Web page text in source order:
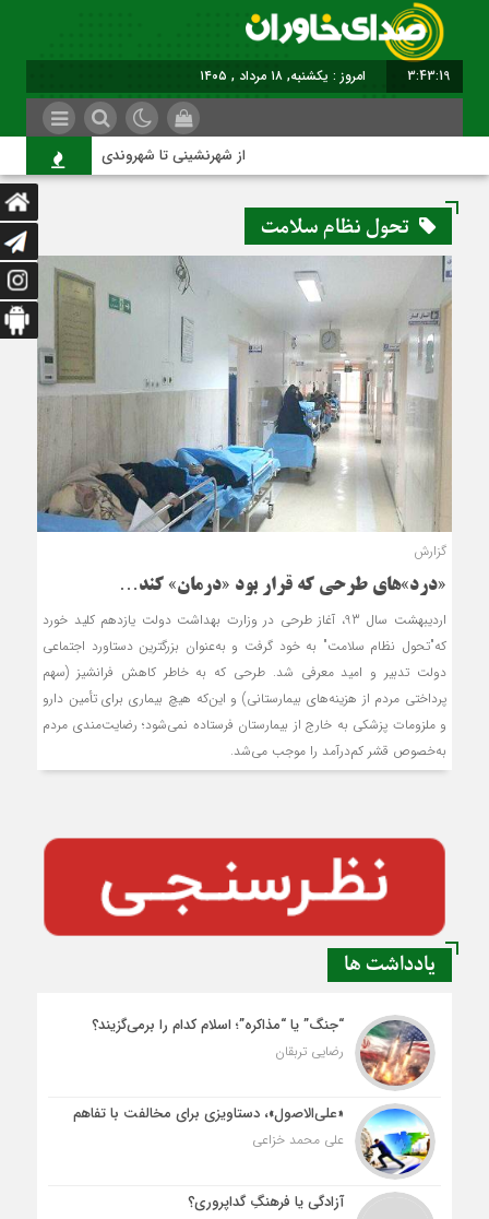
3:43:20 امروز : یکشنبه, ۱۸ مرداد , ۱۴۰۵
از شهرنشینی تا شهروندی
تحول نظام سلامت
گزارش
«درد»های طرحی که قرار بود «درمان» کند…
اردیبهشت سال 93، آغاز طرحی در وزارت بهداشت دولت یازدهم کلید خورد
که"تحول نظام سلامت" به خود گرفت و به‌عنوان بزرگترین دستاورد اجتماعی
دولت تدبیر و امید معرفی شد. طرحی که به خاطر کاهش فرانشیز (سهم
پرداختی مردم از هزینه‌های بیمارستانی) و این‌که هیچ بیماری برای تأمین دارو
و ملزومات پزشکی به خارج از بیمارستان فرستاده نمی‌شود؛ رضایت‌مندی مردم
به‌خصوص قشر کم‌درآمد را موجب می‌شد.
یادداشت ها
“جنگ” یا “مذاکره”؛ اسلام کدام را برمی‌گزیند؟
رضایی تربقان
«علی‌الاصول»، دستاویزی برای مخالفت با تفاهم
علی محمد خزاعی
آزادگی یا فرهنگِ گداپروری؟